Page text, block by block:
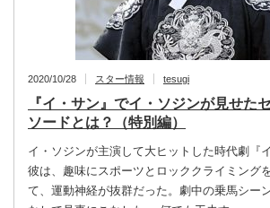
2020/10/28 スター情報 tesugi
『イ・サン』でイ・ソジンが見せた
ソードとは？（特別編）
イ・ソジンが主演して大ヒットした時代劇『
彼は、趣味にスポーツとロッククライミング
て、運動神経が抜群だった。劇中の乗馬シー